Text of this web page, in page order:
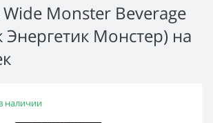
Wide Monster Beverage
Энергетик Монстер) на
наличии